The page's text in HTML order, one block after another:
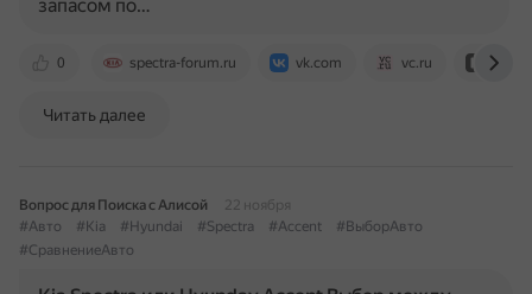
0 spectra-forum.ru vk.com vc.ru
запасом по…
Читать далее
Вопрос для Поиска с Алисой
22 ноября
#Авто
#Kia #Hyundai #Spectra #Accent
#ВыборАвто
#СравнениеАвто